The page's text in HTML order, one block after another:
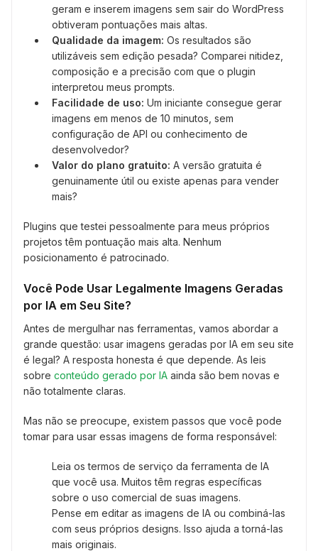
geram e inserem imagens sem sair do WordPress
obtiveram pontuações mais altas.
Qualidade da imagem: Os resultados são
utilizáveis sem edição pesada? Comparei nitidez,
composição e a precisão com que o plugin
interpretou meus prompts.
Facilidade de uso: Um iniciante consegue gerar
imagens em menos de 10 minutos, sem
configuração de API ou conhecimento de
desenvolvedor?
Valor do plano gratuito: A versão gratuita é
genuinamente útil ou existe apenas para vender
mais?
Plugins que testei pessoalmente para meus próprios
projetos têm pontuação mais alta. Nenhum
posicionamento é patrocinado.
Você Pode Usar Legalmente Imagens Geradas
por IA em Seu Site?
Antes de mergulhar nas ferramentas, vamos abordar a
grande questão: usar imagens geradas por IA em seu site
é legal? A resposta honesta é que depende. As leis
sobre conteúdo gerado por IA ainda são bem novas e
não totalmente claras.
Mas não se preocupe, existem passos que você pode
tomar para usar essas imagens de forma responsável:
Leia os termos de serviço da ferramenta de IA
que você usa. Muitos têm regras específicas
sobre o uso comercial de suas imagens.
Pense em editar as imagens de IA ou combiná-las
com seus próprios designs. Isso ajuda a torná-las
mais originais.